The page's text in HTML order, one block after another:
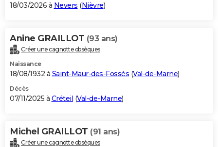
18/03/2026 à Nevers (Nièvre)
Anine GRAILLOT (93 ans)
Créer une cagnotte obsèques
Naissance
18/08/1932 à Saint-Maur-des-Fossés (Val-de-Marne)
Décès
07/11/2025 à Créteil (Val-de-Marne)
Michel GRAILLOT (91 ans)
Créer une cagnotte obsèques